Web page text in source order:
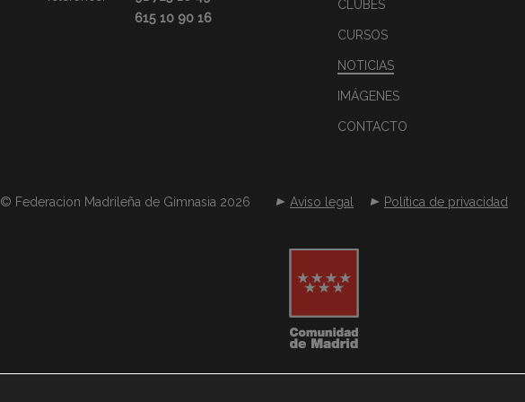
615 10 90 16
CLUBES
CURSOS
NOTICIAS
IMÁGENES
CONTACTO
© Federacion Madrileña de Gimnasia 2026 Aviso legal Política de privacidad